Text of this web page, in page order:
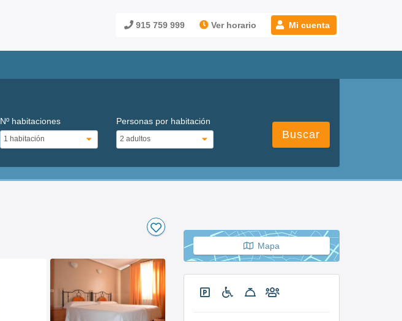
915 759 999 Ver horario Mi cuenta
Nº habitaciones Personas por habitación
Buscar
Mapa